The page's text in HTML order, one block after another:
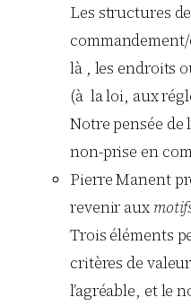
Les structures de
là , les endroits
(à la loi, aux
Notre pensée de
non-prise en
Pierre Manent
revenir aux
Trois éléments
critères de
l’agréable, et le